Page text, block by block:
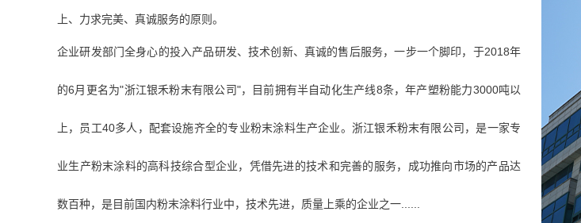
上、力求完美、真诚服务的原则。
企业研发部门全身心的投入产品研发、技术创新、真诚的售后服务，一步一个脚印，于2018年
的6月更名为"浙江银禾粉末有限公司"，目前拥有半自动化生产线8条，年产塑粉能力3000吨以
上，员工40多人，配套设施齐全的专业粉末涂料生产企业。浙江银禾粉末有限公司，是一家专
业生产粉末涂料的高科技综合型企业，凭借先进的技术和完善的服务，成功推向市场的产品达
数百种，是目前国内粉末涂料行业中，技术先进，质量上乘的企业之一......